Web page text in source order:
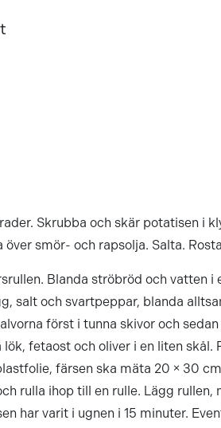
Skrubba och skär potatisen i
smör- och rapsolja. Salta.
Blanda ströbröd och vatten i
salt och svartpeppar, blanda
först i tunna skivor och
lök, fetaost och oliver i en liten
färsen ska mäta 20 × 30
rulla ihop till en rulle. Lägg
har varit i ugnen i 15 minuter.